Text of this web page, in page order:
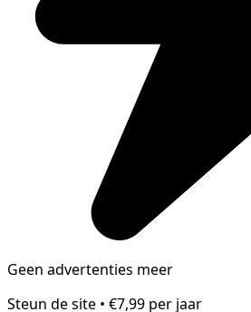
Geen advertenties meer
Steun de site • €7,99 per jaar